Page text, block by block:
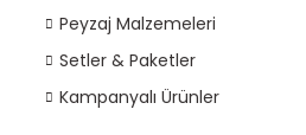
Peyzaj Malzemeleri
Setler & Paketler
Kampanyalı Ürünler